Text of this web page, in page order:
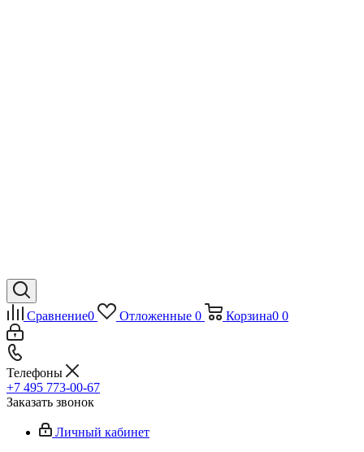
Сравнение0 Отложенные 0 Корзина0 0
Телефоны
+7 495 773-00-67
Заказать звонок
Личный кабинет